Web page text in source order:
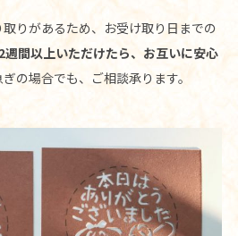
りがあるため、お受け取り日までの
週間以上いただけたら、お互いに安心
の場合でも、ご相談承ります。